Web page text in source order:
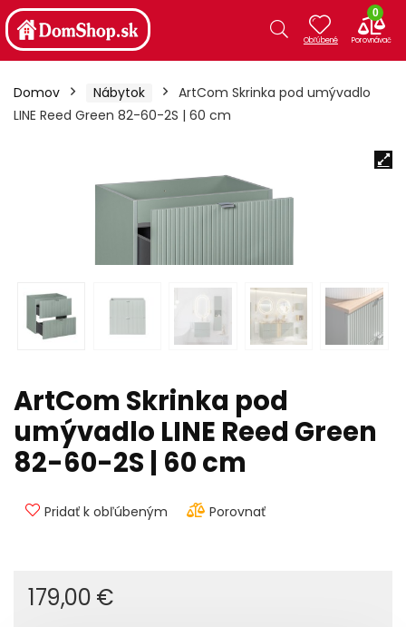
0
Domov Nábytok
ArtCom Skrinka pod umývadlo
LINE Reed Green 82-60-2S | 60 cm
ArtCom Skrinka pod
umývadlo LINE Reed Green
82-60-2S | 60 cm
Pridať k obľúbeným Porovnať
179,00 €